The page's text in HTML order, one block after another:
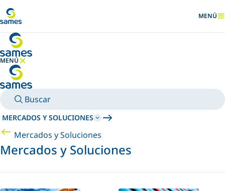
MENÚ
MENÚ
OCULTAR MENÚ
Buscar
MERCADOS Y SOLUCIONES
Mercados y Soluciones
Mercados y Soluciones